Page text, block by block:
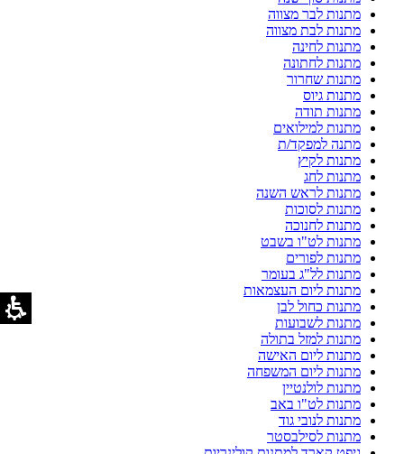
מתנות לבר מצווה
מתנות לבת מצווה
מתנות לחינה
מתנות לחתונה
מתנות שחרור
מתנות גיוס
מתנות תודה
מתנות למילואים
מתנה למפקד/ת
מתנות לקיץ
מתנות לחג
מתנות לראש השנה
מתנות לסוכות
מתנות לחנוכה
מתנות לט"ו בשבט
מתנות לפורים
מתנות לל"ג בעומר
מתנות ליום העצמאות
מתנות כחול לבן
מתנות לשבועות
מתנות למזל בתולה
מתנות ליום האישה
מתנות ליום המשפחה
מתנות לולנטיין
מתנות לט"ו באב
מתנות לנובי גוד
מתנות לסילבסטר